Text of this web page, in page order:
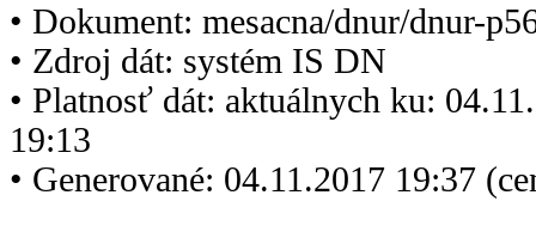
• Dokument: mesacna/dnur/dnur-
• Zdroj dát: systém IS DN
• Platnosť dát: aktuálnych ku:
19:13
• Generované: 04.11.2017 19:37